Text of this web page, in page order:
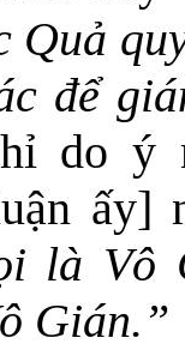
Quả
để
do ý
ấy]
là
Gián.”